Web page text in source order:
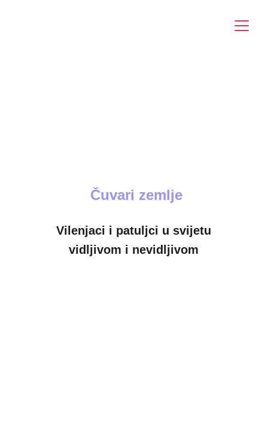
Čuvari zemlje
Vilenjaci i patuljci u svijetu
vidljivom i nevidljivom